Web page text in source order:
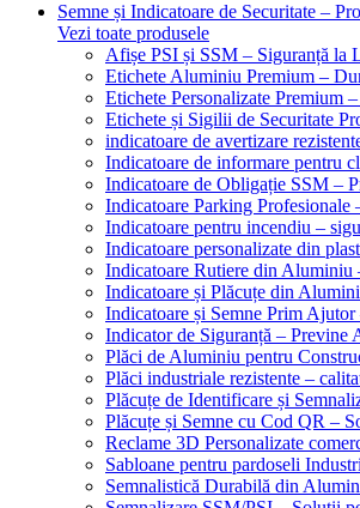
Semne și Indicatoare de Securitate –
Vezi toate produsele
Afișe PSI și SSM – Siguranță la
Etichete Aluminiu Premium –
Etichete Personalizate Premium
Etichete și Sigilii de Securitate
indicatoare de avertizare
Indicatoare de informare pentru
Indicatoare de Obligație SSM –
Indicatoare Parking Profesionale
Indicatoare pentru incendiu –
Indicatoare personalizate din
Indicatoare Rutiere din
Indicatoare și Plăcuțe din
Indicatoare și Semne Prim
Indicator de Siguranță – Previne
Plăci de Aluminiu pentru
Plăci industriale rezistente –
Plăcuțe de Identificare și
Plăcuțe și Semne cu Cod QR –
Reclame 3D Personalizate
Sabloane pentru pardoseli
Semnalistică Durabilă din